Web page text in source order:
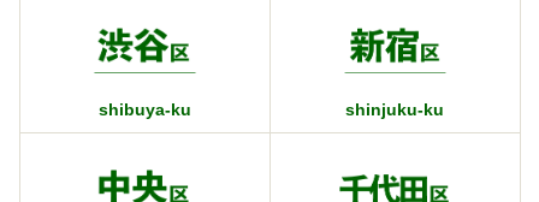
shibuya-ku shinjuku-ku